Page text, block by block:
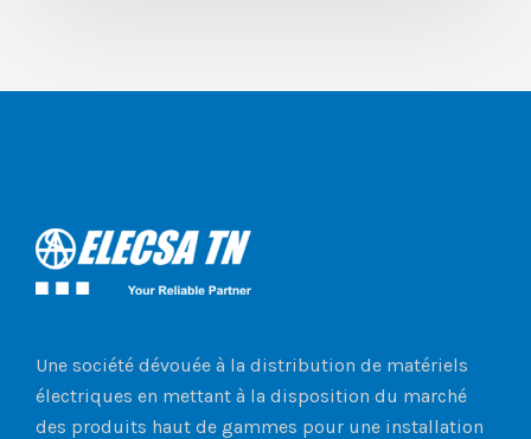
Une société dévouée à la distribution de matériels
électriques en mettant à la disposition du marché
des produits haut de gammes pour une installation